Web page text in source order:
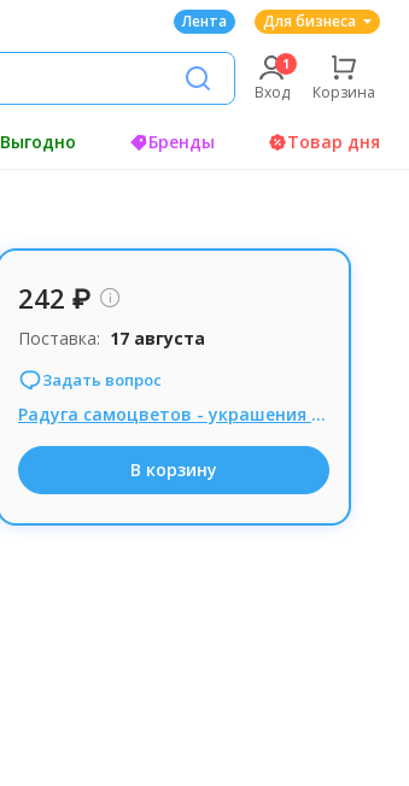
Лента Для бизнеса
Вход Корзина
Выгодно Бренды Товар дня
242 ₽
Поставка: 17 августа
Задать вопрос
Радуга самоцветов - украшения из натуральных камней, Комиссия 15% при заказе от 1000р.
В корзину